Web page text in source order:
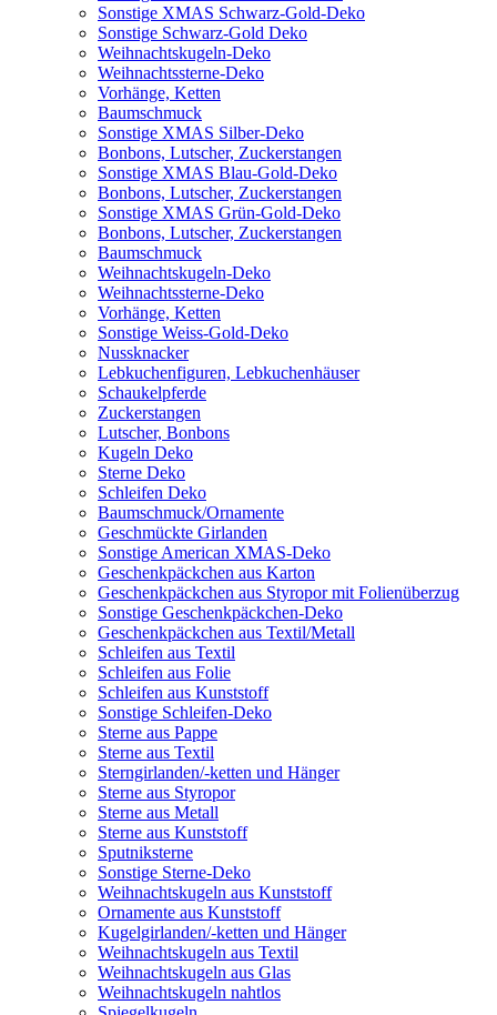
Sonstige XMAS Schwarz-Gold-Deko
Sonstige Schwarz-Gold Deko
Weihnachtskugeln-Deko
Weihnachtssterne-Deko
Vorhänge, Ketten
Baumschmuck
Sonstige XMAS Silber-Deko
Bonbons, Lutscher, Zuckerstangen
Sonstige XMAS Blau-Gold-Deko
Bonbons, Lutscher, Zuckerstangen
Sonstige XMAS Grün-Gold-Deko
Bonbons, Lutscher, Zuckerstangen
Baumschmuck
Weihnachtskugeln-Deko
Weihnachtssterne-Deko
Vorhänge, Ketten
Sonstige Weiss-Gold-Deko
Nussknacker
Lebkuchenfiguren, Lebkuchenhäuser
Schaukelpferde
Zuckerstangen
Lutscher, Bonbons
Kugeln Deko
Sterne Deko
Schleifen Deko
Baumschmuck/Ornamente
Geschmückte Girlanden
Sonstige American XMAS-Deko
Geschenkpäckchen aus Karton
Geschenkpäckchen aus Styropor mit Folienüberzug
Sonstige Geschenkpäckchen-Deko
Geschenkpäckchen aus Textil/Metall
Schleifen aus Textil
Schleifen aus Folie
Schleifen aus Kunststoff
Sonstige Schleifen-Deko
Sterne aus Pappe
Sterne aus Textil
Sterngirlanden/-ketten und Hänger
Sterne aus Styropor
Sterne aus Metall
Sterne aus Kunststoff
Sputniksterne
Sonstige Sterne-Deko
Weihnachtskugeln aus Kunststoff
Ornamente aus Kunststoff
Kugelgirlanden/-ketten und Hänger
Weihnachtskugeln aus Textil
Weihnachtskugeln aus Glas
Weihnachtskugeln nahtlos